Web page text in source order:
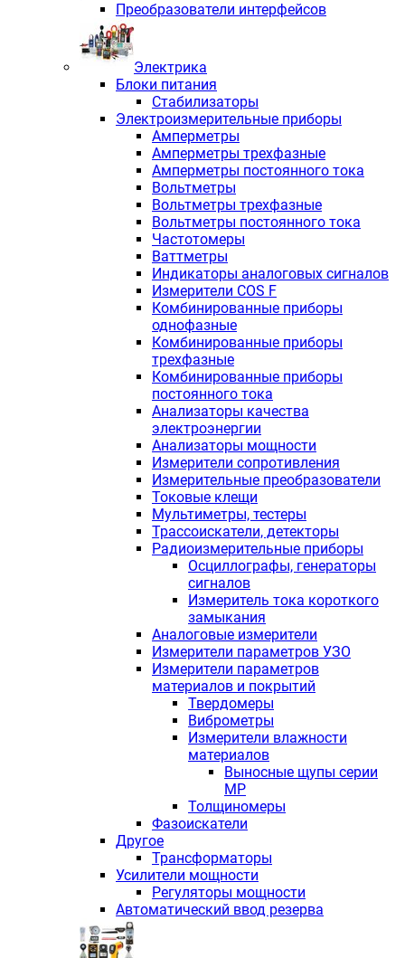
Преобразователи интерфейсов
Электрика
Блоки питания
Стабилизаторы
Электроизмерительные приборы
Амперметры
Амперметры трехфазные
Амперметры постоянного тока
Вольтметры
Вольтметры трехфазные
Вольтметры постоянного тока
Частотомеры
Ваттметры
Индикаторы аналоговых сигналов
Измерители COS F
Комбинированные приборы
однофазные
Комбинированные приборы
трехфазные
Комбинированные приборы
постоянного тока
Анализаторы качества
электроэнергии
Анализаторы мощности
Измерители сопротивления
Измерительные преобразователи
Токовые клещи
Мультиметры, тестеры
Трассоискатели, детекторы
Радиоизмерительные приборы
Осциллографы, генераторы
сигналов
Измеритель тока короткого
замыкания
Аналоговые измерители
Измерители параметров УЗО
Измерители параметров
материалов и покрытий
Твердомеры
Виброметры
Измерители влажности
материалов
Выносные щупы серии
МР
Толщиномеры
Фазоискатели
Другое
Трансформаторы
Усилители мощности
Регуляторы мощности
Автоматический ввод резерва